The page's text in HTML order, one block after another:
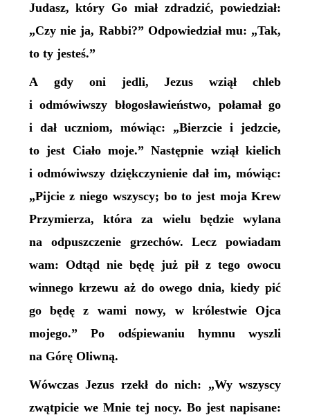
Judasz, który Go miał zdradzić, powiedział:
„Czy nie ja, Rabbi?” Odpowiedział mu: „Tak,
to ty jesteś.”
A gdy oni jedli, Jezus wziął chleb
i odmówiwszy błogosławieństwo, połamał go
i dał uczniom, mówiąc: „Bierzcie i jedzcie,
to jest Ciało moje.” Następnie wziął kielich
i odmówiwszy dziękczynienie dał im, mówiąc:
„Pijcie z niego wszyscy; bo to jest moja Krew
Przymierza, która za wielu będzie wylana
na odpuszczenie grzechów. Lecz powiadam
wam: Odtąd nie będę już pił z tego owocu
winnego krzewu aż do owego dnia, kiedy pić
go będę z wami nowy, w królestwie Ojca
mojego.” Po odśpiewaniu hymnu wyszli
na Górę Oliwną.
Wówczas Jezus rzekł do nich: „Wy wszyscy
zwątpicie we Mnie tej nocy. Bo jest napisane: